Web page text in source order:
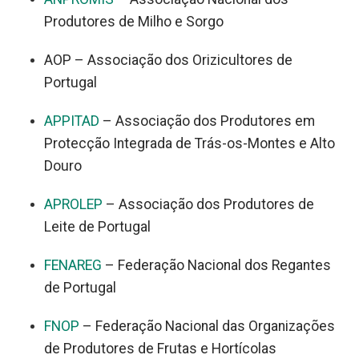
Produtores de Milho e Sorgo
AOP – Associação dos Orizicultores de
Portugal
APPITAD – Associação dos Produtores em
Protecção Integrada de Trás-os-Montes e Alto
Douro
APROLEP – Associação dos Produtores de
Leite de Portugal
FENAREG – Federação Nacional dos Regantes
de Portugal
FNOP – Federação Nacional das Organizações
de Produtores de Frutas e Hortícolas